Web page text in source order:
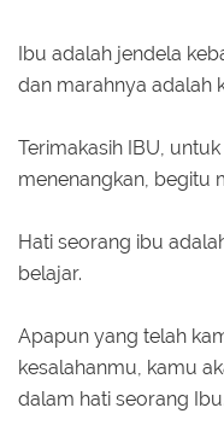
Ibu adalah jendela
dan marahnya adalah
Terimakasih IBU,
menenangkan, begitu
Hati seorang ibu
belajar.
Apapun yang telah
kesalahanmu, kamu
dalam hati seorang Ibu.